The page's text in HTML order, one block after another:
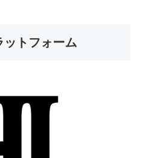
ットフォーム